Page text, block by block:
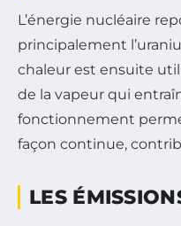
L’énergie nucléaire
principalement
chaleur est ensuite
de la vapeur qui
fonctionnement
façon continue,
LES